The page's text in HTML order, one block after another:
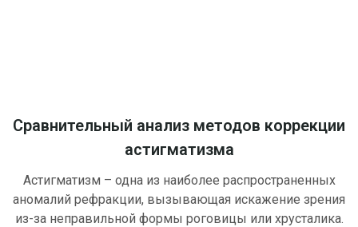
Сравнительный анализ методов коррекции
астигматизма
Астигматизм – одна из наиболее распространенных
аномалий рефракции, вызывающая искажение зрения
из-за неправильной формы роговицы или хрусталика.